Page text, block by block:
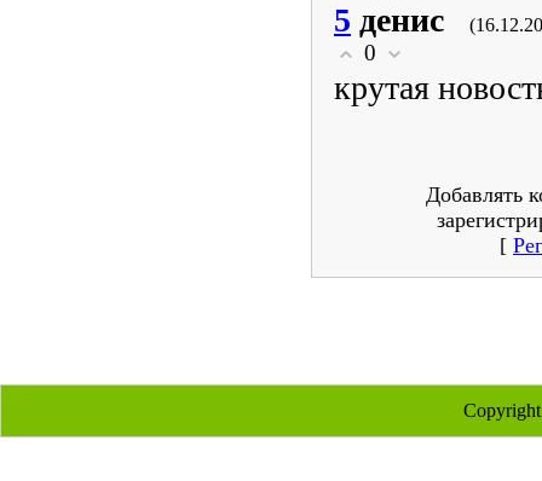
5 денис
0
крутая
Добавлять
[